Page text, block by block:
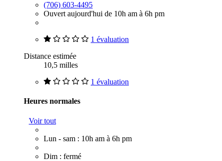
(706) 603-4495
Ouvert aujourd'hui de 10h am à 6h pm
1 évaluation
Distance estimée
10,5 milles
1 évaluation
Heures normales
Voir tout
Lun - sam : 10h am à 6h pm
Dim : fermé